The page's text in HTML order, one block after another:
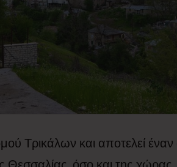
Τρικάλων και αποτελεί